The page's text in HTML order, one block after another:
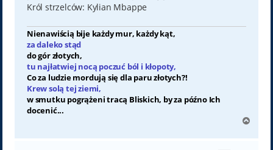
Król strzelców: Kylian Mbappe
Nienawiścią bije każdy mur, każdy kąt,
za daleko stąd
do gór złotych,
tu najłatwiej nocą poczuć ból i kłopoty,
Co za ludzie mordują się dla paru złotych?!
Krew solą tej ziemi,
w smutku pogrążeni tracą Bliskich, by za późno Ich
docenić...
g